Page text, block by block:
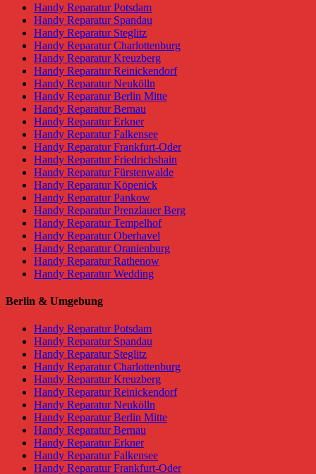
Handy Reparatur Potsdam
Handy Reparatur Spandau
Handy Reparatur Steglitz
Handy Reparatur Charlottenburg
Handy Reparatur Kreuzberg
Handy Reparatur Reinickendorf
Handy Reparatur Neukölln
Handy Reparatur Berlin Mitte
Handy Reparatur Bernau
Handy Reparatur Erkner
Handy Reparatur Falkensee
Handy Reparatur Frankfurt-Oder
Handy Reparatur Friedrichshain
Handy Reparatur Fürstenwalde
Handy Reparatur Köpenick
Handy Reparatur Pankow
Handy Reparatur Prenzlauer Berg
Handy Reparatur Tempelhof
Handy Reparatur Oberhavel
Handy Reparatur Oranienburg
Handy Reparatur Rathenow
Handy Reparatur Wedding
Berlin & Umgebung
Handy Reparatur Potsdam
Handy Reparatur Spandau
Handy Reparatur Steglitz
Handy Reparatur Charlottenburg
Handy Reparatur Kreuzberg
Handy Reparatur Reinickendorf
Handy Reparatur Neukölln
Handy Reparatur Berlin Mitte
Handy Reparatur Bernau
Handy Reparatur Erkner
Handy Reparatur Falkensee
Handy Reparatur Frankfurt-Oder